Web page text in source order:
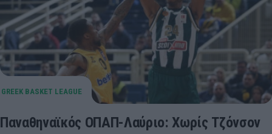
Παναθηναϊκός ΟΠΑΠ-Λαύριο: Χωρίς Τζόνσον